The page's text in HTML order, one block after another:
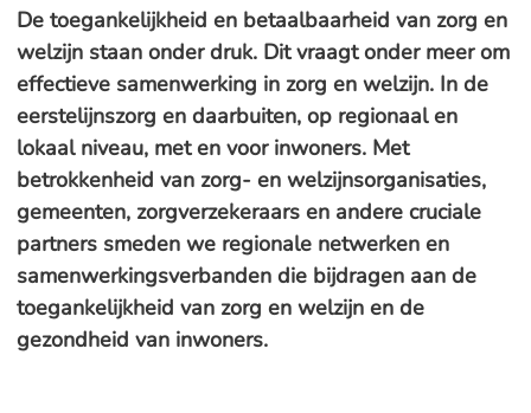
De toegankelijkheid en betaalbaarheid van zorg en
welzijn staan onder druk. Dit vraagt onder meer om
effectieve samenwerking in zorg en welzijn. In de
eerstelijnszorg en daarbuiten, op regionaal en
lokaal niveau, met en voor inwoners. Met
betrokkenheid van zorg- en welzijnsorganisaties,
gemeenten, zorgverzekeraars en andere cruciale
partners smeden we regionale netwerken en
samenwerkingsverbanden die bijdragen aan de
toegankelijkheid van zorg en welzijn en de
gezondheid van inwoners.